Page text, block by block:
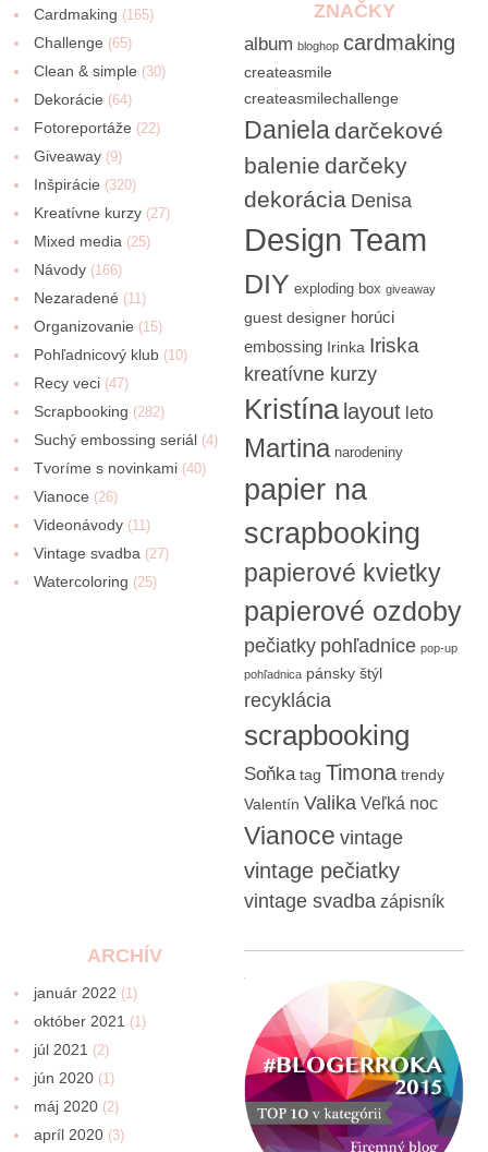
Cardmaking (165)
Challenge (65)
Clean & simple (30)
Dekorácie (64)
Fotoreportáže (22)
Giveaway (9)
Inšpirácie (320)
Kreatívne kurzy (27)
Mixed media (25)
Návody (166)
Nezaradené (11)
Organizovanie (15)
Pohľadnicový klub (10)
Recy veci (47)
Scrapbooking (282)
Suchý embossing seriál (4)
Tvoríme s novinkami (40)
Vianoce (26)
Videonávody (11)
Vintage svadba (27)
Watercoloring (25)
ZNAČKY
album bloghop cardmaking
createasmile
createasmilechallenge
Daniela darčekové
balenie darčeky
dekorácia Denisa
Design Team
DIY exploding box giveaway
guest designer horúci
embossing Irinka Iriska
kreatívne kurzy
Kristína layout leto
Martina narodeniny
papier na
scrapbooking
papierové kvietky
papierové ozdoby
pečiatky pohľadnice pop-up
pohľadnica pánsky štýl
recyklácia
scrapbooking
Soňka tag Timona trendy
Valentín Valika Veľká noc
Vianoce vintage
vintage pečiatky
vintage svadba zápisník
ARCHÍV
január 2022 (1)
október 2021 (1)
júl 2021 (2)
jún 2020 (1)
máj 2020 (2)
apríl 2020 (3)